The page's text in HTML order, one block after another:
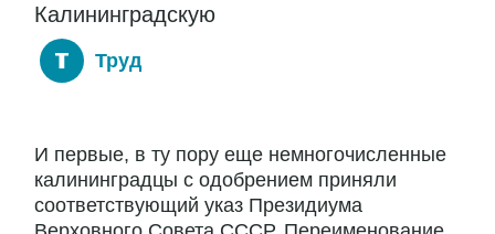
Калининградскую
Труд
И первые, в ту пору еще немногочисленные
калининградцы с одобрением приняли
соответствующий указ Президиума